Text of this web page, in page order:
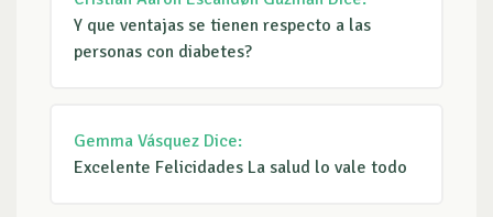
Y que ventajas se tienen respecto a las
personas con diabetes?
Gemma Vásquez Dice:
Excelente Felicidades La salud lo vale todo